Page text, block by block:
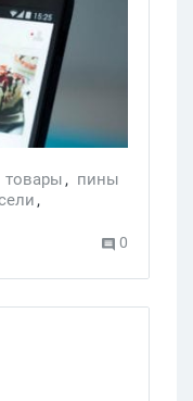
можно
хиты
покупные
витрина
верху
самая
люди. А
товары, пины
,
0